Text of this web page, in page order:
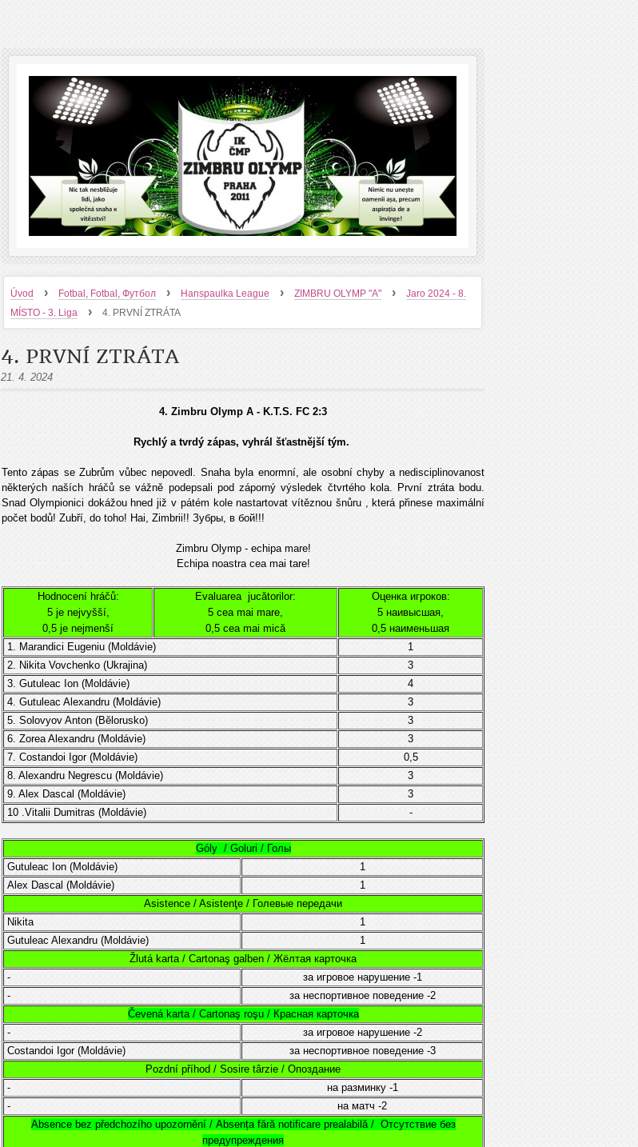
Úvod › Fotbal, Fotbal, Футбол › Hanspaulka League › ZIMBRU OLYMP "A" ›
Jaro 2024 - 8.
MÍSTO - 3. Liga
› 4. PRVNÍ ZTRÁTA
4. PRVNÍ ZTRÁTA
21. 4. 2024
4. Zimbru Olymp A - K.T.S. FC 2:3
Rychlý a tvrdý zápas, vyhrál šťastnější tým.
Tento zápas se Zubrům vůbec nepovedl. Snaha byla enormní, ale osobní chyby a nedisciplinovanost
některých naších hráčů se vážně podepsali pod záporný výsledek čtvrtého kola. První ztráta bodu.
Snad Olympionici dokážou hned již v pátém kole nastartovat vítěznou šnůru , která přinese maximální
počet bodů! Zubří, do toho! Hai, Zimbrii!! Зубры, в бой!!!
Zimbru Olymp - echipa mare!
Echipa noastra cea mai tare!
Hodnocení hráčů:
5 je nejvyšší,
0,5 je nejmenší
Evaluarea jucătorilor:
5 cea mai mare,
0,5 cea mai mică
Оценка игроков:
5 наивысшая,
0,5 наименьшая
1. Marandici Eugeniu (Moldávie)
1
2. Nikita Vovchenko (Ukrajina)
3
3. Gutuleac Ion (Moldávie)
4
4. Gutuleac Alexandru (Moldávie)
3
5. Solovyov Anton (Bělorusko)
3
6. Zorea Alexandru (Moldávie)
3
7. Costandoi Igor (Moldávie)
0,5
8. Alexandru Negrescu (Moldávie)
3
9. Alex Dascal (Moldávie)
3
10 .Vitalii Dumitras (Moldávie) -
Góly / Goluri / Голы
Gutuleac Ion (Moldávie)
1
Alex Dascal (Moldávie)
1
Asistence / Asistenţe / Голевые передачи
Nikita
1
Gutuleac Alexandru (Moldávie)
1
Žlutá karta / Cartonaş galben / Жёлтая карточка
-
за игровое нарушение -1
-
за неспортивное поведение -2
Čevená karta / Cartonaş roşu / Красная карточка
-
за игровое нарушение -2
Costandoi Igor (Moldávie) за неспортивное поведение -3
Pozdní příhod / Sosire târzie / Опоздание
-
на разминку -1
-
на матч -2
Absence bez předchozího upozornění / Absența fără notificare prealabilă / Отсутствие без
предупреждения